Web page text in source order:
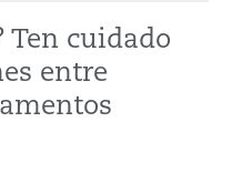
Ten cuidado
entre